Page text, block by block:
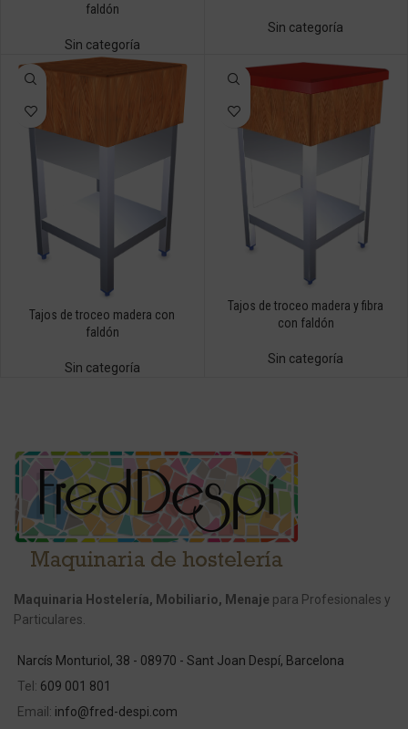
faldón
Sin categoría
Sin categoría
Tajos de troceo madera con
faldón
Sin categoría
Tajos de troceo madera y fibra
con faldón
Sin categoría
Maquinaria Hostelería, Mobiliario, Menaje para Profesionales y
Particulares.
Narcís Monturiol, 38 - 08970 - Sant Joan Despí, Barcelona
Tel: 609 001 801
Email: info@fred-despi.com